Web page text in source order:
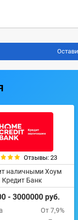
Отзывы: 23
наличными Хоум
Кредит Банк
- 3000000 руб.
От 7,9%